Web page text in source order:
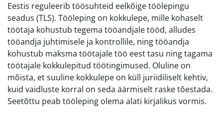
Eestis reguleerib töösuhteid eelkõige töölepingu
seadus (TLS). Tööleping on kokkulepe, mille kohaselt
töötaja kohustub tegema tööandjale tööd, alludes
tööandja juhtimisele ja kontrollile, ning tööandja
kohustub maksma töötajale töö eest tasu ning tagama
töötajale kokkulepitud töötingimused. Oluline on
mõista, et suuline kokkulepe on küll juriidiliselt kehtiv,
kuid vaidluste korral on seda äärmiselt raske tõestada.
Seetõttu peab tööleping olema alati kirjalikus vormis.